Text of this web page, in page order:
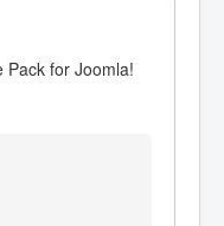
Pack for Joomla!